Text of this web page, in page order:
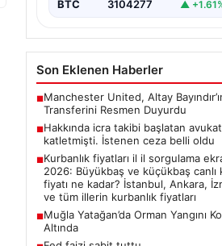
Son Eklenen Haberler
Manchester United, Altay Bayındır’ın
Transferini Resmen Duyurdu
Hakkında icra takibi başlatan
katletmişti. İstenen ceza belli oldu
Kurbanlık fiyatları il il sorgulama
2026: Büyükbaş ve küçükbaş canlı
fiyatı ne kadar? İstanbul, Ankara,